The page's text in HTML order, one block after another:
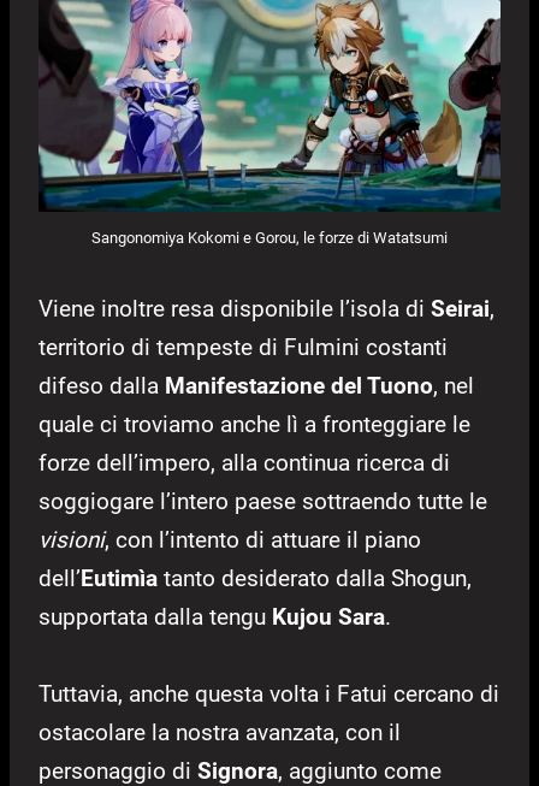
Sangonomiya Kokomi e Gorou, le forze di Watatsumi
Viene inoltre resa disponibile l’isola di Seirai,
territorio di tempeste di Fulmini costanti
difeso dalla Manifestazione del Tuono, nel
quale ci troviamo anche lì a fronteggiare le
forze dell’impero, alla continua ricerca di
soggiogare l’intero paese sottraendo tutte le
visioni, con l’intento di attuare il piano
dell’Eutimìa tanto desiderato dalla Shogun,
supportata dalla tengu Kujou Sara.
Tuttavia, anche questa volta i Fatui cercano di
ostacolare la nostra avanzata, con il
personaggio di Signora, aggiunto come